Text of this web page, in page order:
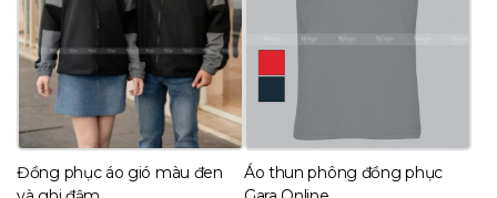
Đồng phục áo gió màu đen
Áo thun phông đồng phục